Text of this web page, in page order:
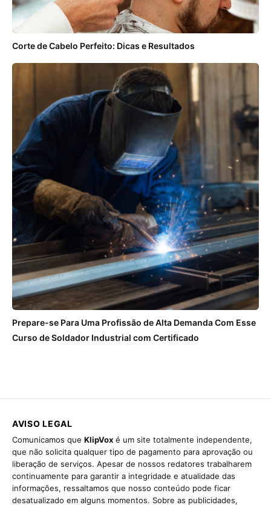
Corte de Cabelo Perfeito: Dicas e Resultados
Prepare-se Para Uma Profissão de Alta Demanda Com Esse
Curso de Soldador Industrial com Certificado
AVISO LEGAL
Comunicamos que KlipVox é um site totalmente independente,
que não solicita qualquer tipo de pagamento para aprovação ou
liberação de serviços. Apesar de nossos redatores trabalharem
continuamente para garantir a integridade e atualidade das
informações, ressaltamos que nosso conteúdo pode ficar
desatualizado em alguns momentos. Sobre as publicidades,